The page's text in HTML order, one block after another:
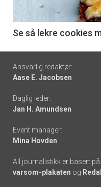
6
Se så lekre cookies
Footer
-
links
Ansvarlig redaktør:
Aase E. Jacobsen
Daglig leder:
Jan H. Amundsen
Event manager:
Mina Hovden
All journalistikk er basert på
varsom-plakaten og